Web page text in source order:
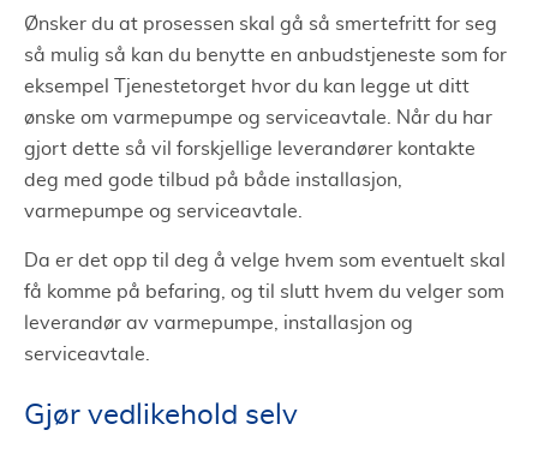
Ønsker du at prosessen skal gå så smertefritt for seg
så mulig så kan du benytte en anbudstjeneste som for
eksempel Tjenestetorget hvor du kan legge ut ditt
ønske om varmepumpe og serviceavtale. Når du har
gjort dette så vil forskjellige leverandører kontakte
deg med gode tilbud på både installasjon,
varmepumpe og serviceavtale.
Da er det opp til deg å velge hvem som eventuelt skal
få komme på befaring, og til slutt hvem du velger som
leverandør av varmepumpe, installasjon og
serviceavtale.
Gjør vedlikehold selv